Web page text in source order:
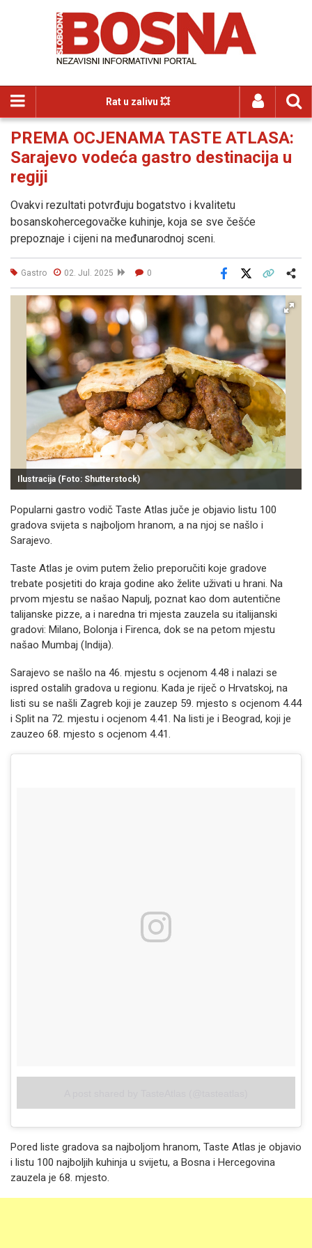
Rat u zalivu 💥
PREMA OCJENAMA TASTE ATLASA:
Sarajevo vodeća gastro destinacija u
regiji
Ovakvi rezultati potvrđuju bogatstvo i kvalitetu
bosanskohercegovačke kuhinje, koja se sve češće
prepoznaje i cijeni na međunarodnoj sceni.
Gastro 02. Jul. 2025 0
Facebook
Ilustracija (Foto: Shutterstock)
Popularni gastro vodič Taste Atlas juče je objavio listu 100
gradova svijeta s najboljom hranom, a na njoj se našlo i
Sarajevo.
Taste Atlas je ovim putem želio preporučiti koje gradove
trebate posjetiti do kraja godine ako želite uživati u hrani. Na
prvom mjestu se našao Napulj, poznat kao dom autentične
talijanske pizze, a i naredna tri mjesta zauzela su italijanski
gradovi: Milano, Bolonja i Firenca, dok se na petom mjestu
našao Mumbaj (Indija).
Sarajevo se našlo na 46. mjestu s ocjenom 4.48 i nalazi se
ispred ostalih gradova u regionu. Kada je riječ o Hrvatskoj, na
listi su se našli Zagreb koji je zauzep 59. mjesto s ocjenom 4.44
i Split na 72. mjestu i ocjenom 4.41. Na listi je i Beograd, koji je
zauzeo 68. mjesto s ocjenom 4.41.
Pored liste gradova sa najboljom hranom, Taste Atlas je objavio
i listu 100 najboljih kuhinja u svijetu, a Bosna i Hercegovina
zauzela je 68. mjesto.